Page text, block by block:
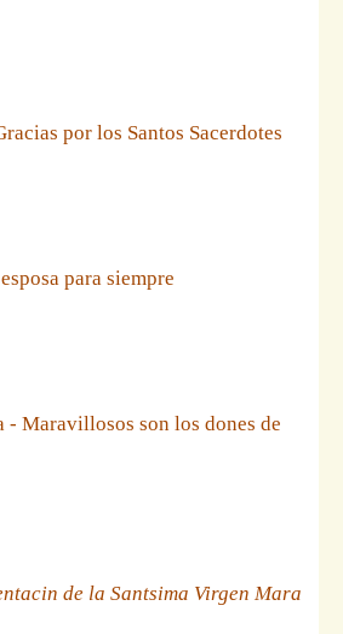
por los Santos Sacerdotes
para siempre
- Maravillosos son los dones de
de la Santsima Virgen Mara